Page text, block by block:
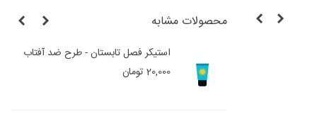
محصولات مشابه
استیکر فصل تابستان - طرح ضد آفتاب
20,000 تومان